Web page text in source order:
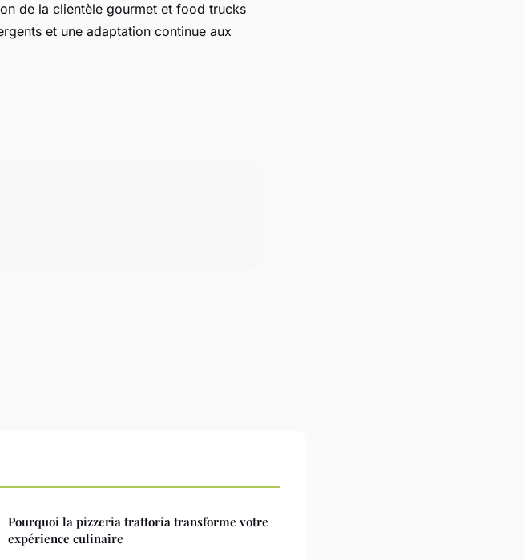
de la clientèle gourmet et food trucks
et une adaptation continue aux
Pourquoi la pizzeria trattoria transforme votre
expérience culinaire